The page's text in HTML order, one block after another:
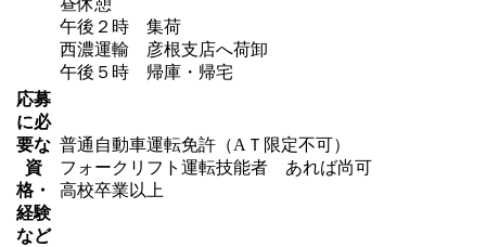
昼休憩
午後２時 集荷
西濃運輸 彦根支店へ荷卸
午後５時 帰庫・帰宅
応募
に必
要な
資
格・
経験
など
普通自動車運転免許（AＴ限定不可）
フォークリフト運転技能者 あれば尚可
高校卒業以上